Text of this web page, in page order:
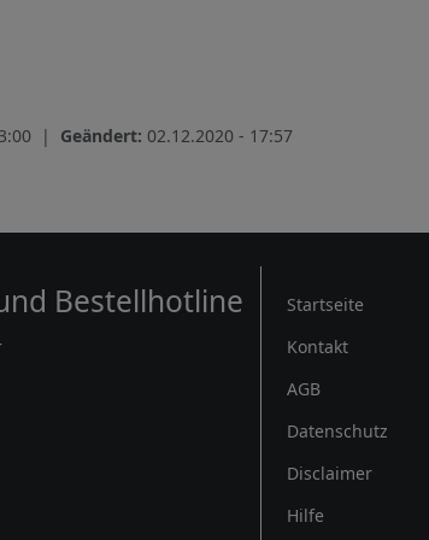
| Geändert: 02.12.2020 - 17:57
Bestellhotline Rechtliches
Startseite
Kontakt
AGB
Datenschutz
Disclaimer
Hilfe